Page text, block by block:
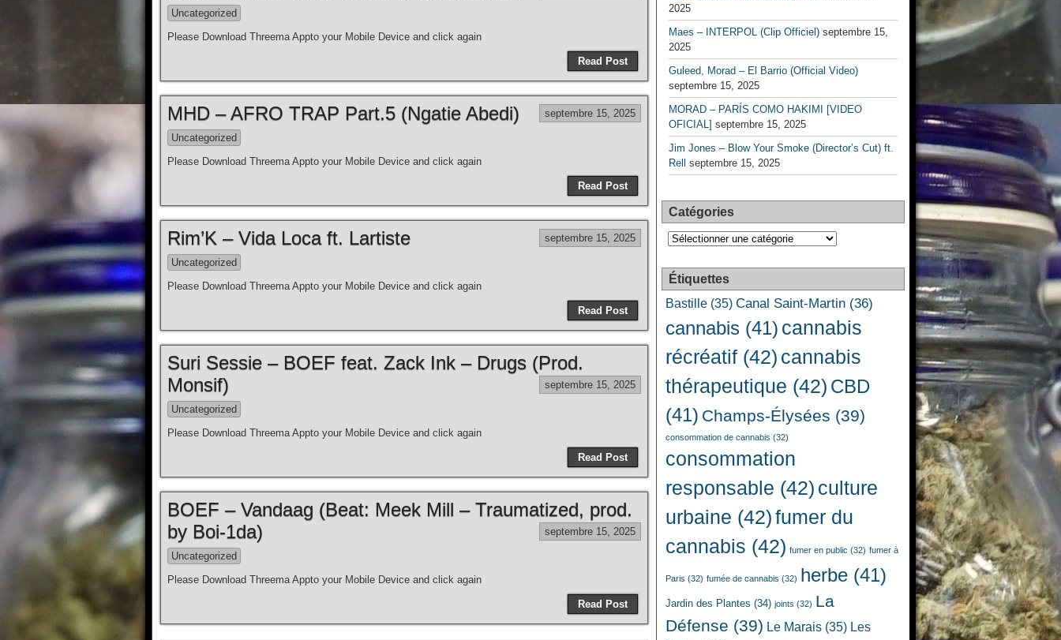
Uncategorized
Please Download Threema Appto your Mobile Device and click again
Read Post
MHD – AFRO TRAP Part.5 (Ngatie Abedi) septembre 15, 2025
Uncategorized
Please Download Threema Appto your Mobile Device and click again
Read Post
Rim’K – Vida Loca ft. Lartiste septembre 15, 2025
Uncategorized
Please Download Threema Appto your Mobile Device and click again
Read Post
Suri Sessie – BOEF feat. Zack Ink – Drugs (Prod.
Monsif)
septembre 15, 2025
Uncategorized
Please Download Threema Appto your Mobile Device and click again
Read Post
BOEF – Vandaag (Beat: Meek Mill – Traumatized, prod.
by Boi-1da)
septembre 15, 2025
Uncategorized
Please Download Threema Appto your Mobile Device and click again
Read Post
2025
Maes – INTERPOL (Clip Officiel) septembre 15,
2025
Guleed, Morad – El Barrio (Official Video)
septembre 15, 2025
MORAD – PARÍS COMO HAKIMI [VIDEO
OFICIAL] septembre 15, 2025
Jim Jones – Blow Your Smoke (Director’s Cut) ft.
Rell
septembre 15, 2025
Catégories
Catégories
Étiquettes
Bastille (35) Canal Saint-Martin (36)
cannabis (41) cannabis
récréatif (42) cannabis
thérapeutique (42) CBD
(41) Champs-Élysées (39)
consommation de cannabis (32)
consommation
responsable (42) culture
urbaine (42)fumer du
cannabis (42) fumer en public (32) fumer à
Paris (32) fumée de cannabis (32) herbe (41)
Jardin des Plantes (34) joints (32) La
Défense (39) Le Marais (35) Les